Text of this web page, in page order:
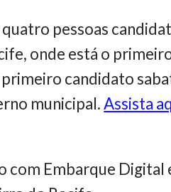
quatro pessoas
onde está o
candidato
municipal.Assista